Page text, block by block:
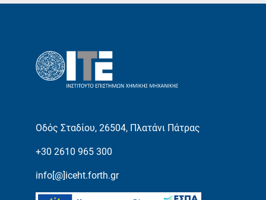
Οδός Σταδίου, 26504, Πλατάνι Πάτρας
+30 2610 965 300
info[@]iceht.forth.gr